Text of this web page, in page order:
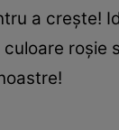
a crește!